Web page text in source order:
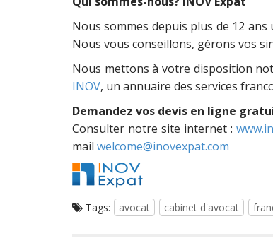
Nous sommes depuis plus de 12 ans
Nous vous conseillons, gérons vos
Nous mettons à votre disposition
INOV, un annuaire des services
Demandez vos devis en ligne
Consulter notre site internet :
mail welcome@inovexpat.com
Tags: avocat cabinet d'avocat